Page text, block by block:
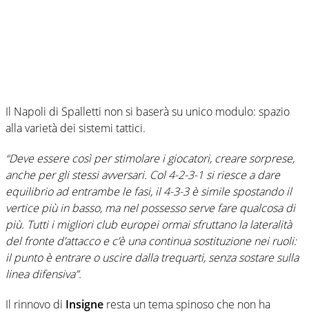
Il Napoli di Spalletti non si baserà su unico modulo: spazio
alla varietà dei sistemi tattici.
“Deve essere così per stimolare i giocatori, creare sorprese,
anche per gli stessi avversari. Col 4-2-3-1 si riesce a dare
equilibrio ad entrambe le fasi, il 4-3-3 è simile spostando il
vertice più in basso, ma nel possesso serve fare qualcosa di
più. Tutti i migliori club europei ormai sfruttano la lateralità
del fronte d’attacco e c’è una continua sostituzione nei ruoli:
il punto è entrare o uscire dalla trequarti, senza sostare sulla
linea difensiva”.
Il rinnovo di Insigne resta un tema spinoso che non ha